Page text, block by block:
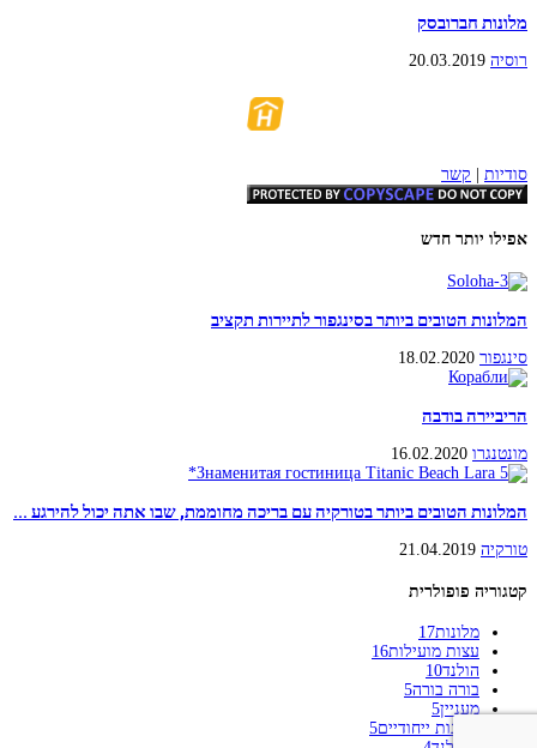
מלונות חברובסק
רוסיה 20.03.2019
סודיות | קשר
אפילו יותר חדש
המלונות הטובים ביותר בסינגפור לתיירות תקציב
סינגפור 18.02.2020
הריביירה בודבה
מונטנגרו 16.02.2020
המלונות הטובים ביותר בטורקיה עם בריכה מחוממת, שבו אתה יכול להירגע ...
טורקיה 21.04.2019
קטגוריה פופולרית
מלונות17
עצות מועילות16
הולנד10
בורה בורה5
מעניין5
מלונות ייחודיים5